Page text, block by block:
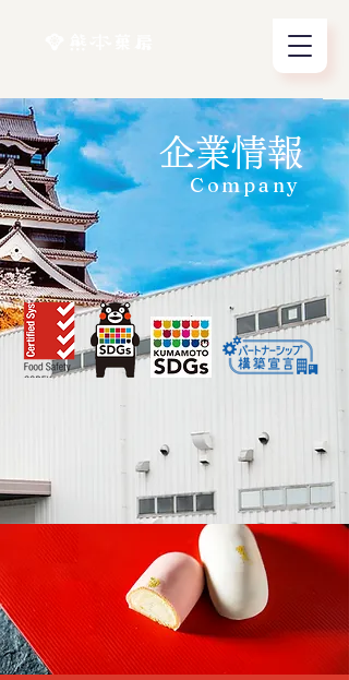
​企業情報
Company